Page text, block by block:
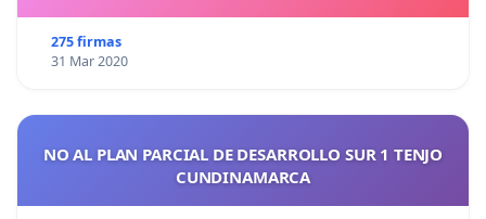
275 firmas
31 Mar 2020
NO AL PLAN PARCIAL DE DESARROLLO SUR 1 TENJO
CUNDINAMARCA